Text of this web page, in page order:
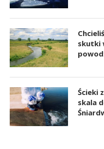
skutki
Ścieki
skala